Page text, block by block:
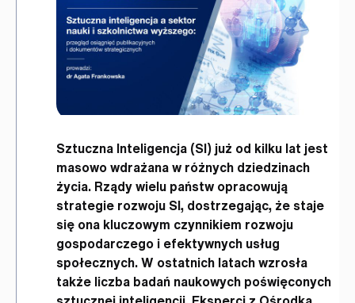
Sztuczna Inteligencja (SI) już od kilku lat jest
masowo wdrażana w różnych dziedzinach
życia. Rządy wielu państw opracowują
strategie rozwoju SI, dostrzegając, że staje
się ona kluczowym czynnikiem rozwoju
gospodarczego i efektywnych usług
społecznych. W ostatnich latach wzrosła
także liczba badań naukowych poświęconych